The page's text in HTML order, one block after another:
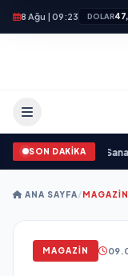
8 Ağu | 09:23 DOLAR
SON DAKİKA
Savunma Sanayi AŞ
ANA SAYFA/MAGAZIN
MAGAZIN